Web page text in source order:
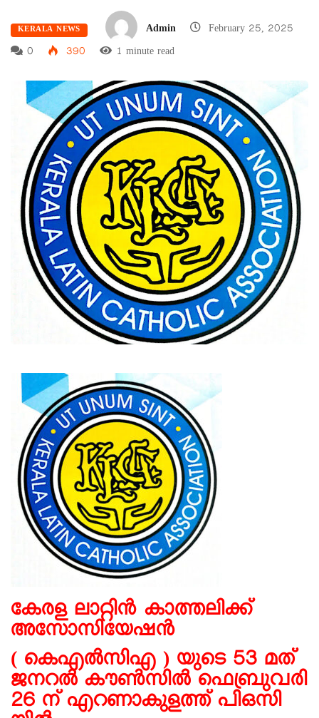
KERALA NEWS Admin
February 25, 2025
0
390 1 minute read
കേരള ലാറ്റിൻ കാത്തലിക്ക്
അസോസിയേഷൻ
( കെഎൽസിഎ ) യുടെ 53 മത്
ജനറൽ കൗൺസിൽ ഫെബ്രുവരി
26 ന് എറണാകുളത്ത് പിഒസി